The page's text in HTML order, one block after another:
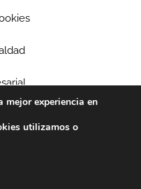
mejor experiencia en
utilizamos o